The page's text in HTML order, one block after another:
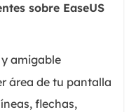
sobre EaseUS
amigable
área de tu pantalla
flechas,